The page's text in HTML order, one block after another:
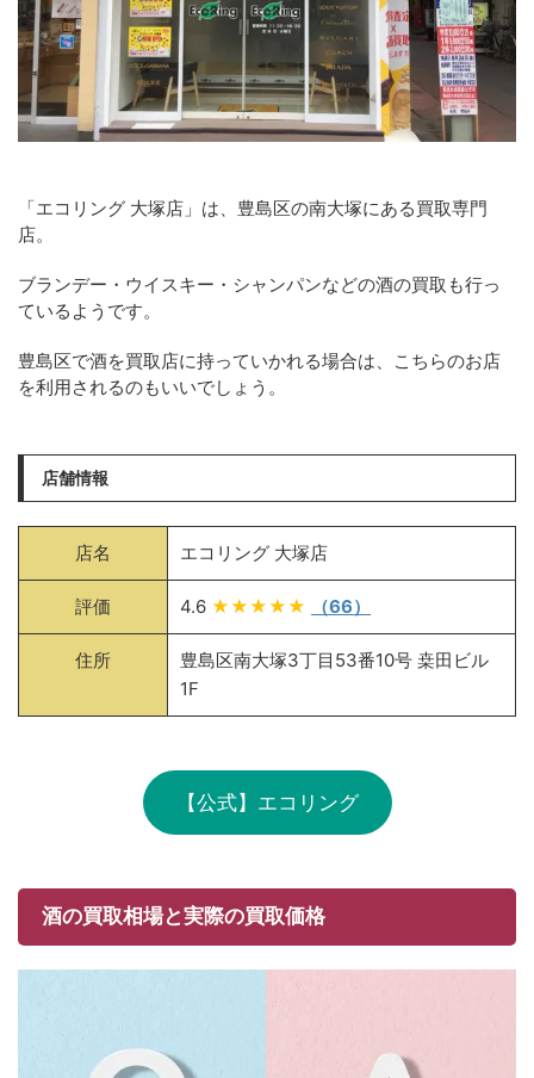
「エコリング 大塚店」は、豊島区の南大塚にある買取専門
店。
ブランデー・ウイスキー・シャンパンなどの酒の買取も行っ
ているようです。
豊島区で酒を買取店に持っていかれる場合は、こちらのお店
を利用されるのもいいでしょう。
店舗情報
店名 エコリング 大塚店
評価 4.6 ★★★★★ （66）
住所
豊島区南大塚3丁目53番10号 桒田ビル
1F
【公式】エコリング
酒の買取相場と実際の買取価格